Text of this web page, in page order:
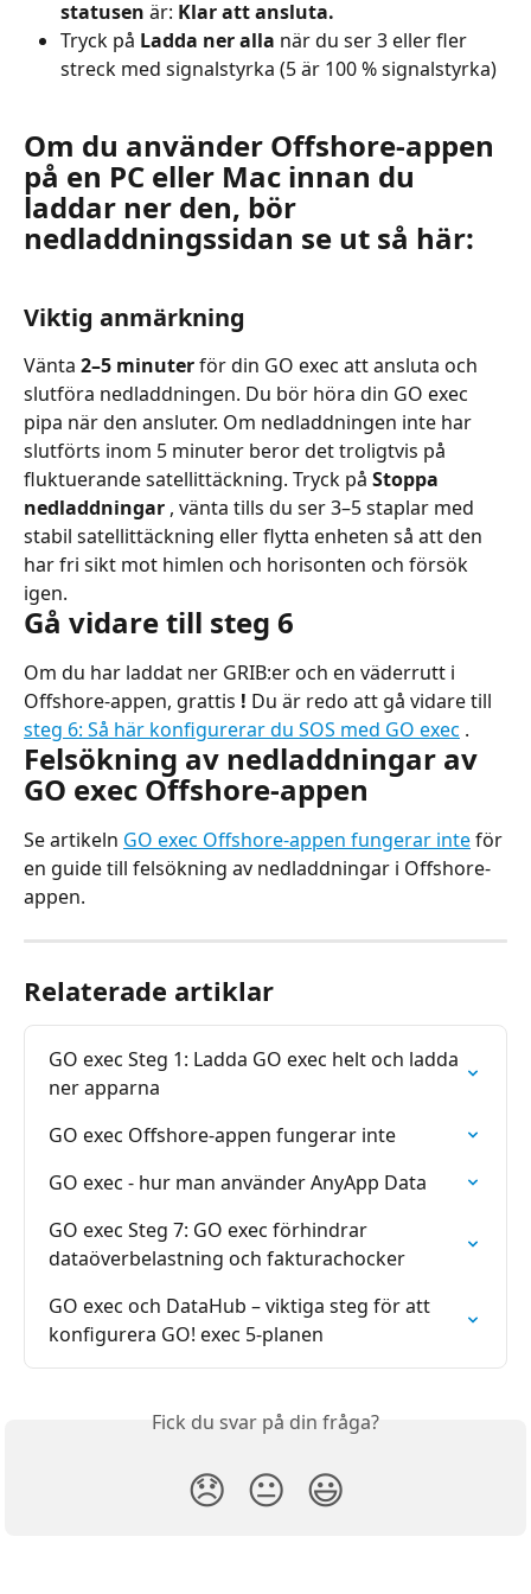
statusen är: Klar att ansluta.
Tryck på Ladda ner alla när du ser 3 eller fler
streck med signalstyrka (5 är 100 % signalstyrka)
Om du använder Offshore-appen
på en PC eller Mac innan du
laddar ner den, bör
nedladdningssidan se ut så här:
Viktig anmärkning
Vänta 2–5 minuter för din GO exec att ansluta och
slutföra nedladdningen. Du bör höra din GO exec
pipa när den ansluter. Om nedladdningen inte har
slutförts inom 5 minuter beror det troligtvis på
fluktuerande satellittäckning. Tryck på Stoppa
nedladdningar , vänta tills du ser 3–5 staplar med
stabil satellittäckning eller flytta enheten så att den
har fri sikt mot himlen och horisonten och försök
igen.
Gå vidare till steg 6
Om du har laddat ner GRIB:er och en väderrutt i
Offshore-appen, grattis ! Du är redo att gå vidare till
steg 6: Så här konfigurerar du SOS med GO exec .
Felsökning av nedladdningar av
GO exec Offshore-appen
Se artikeln GO exec Offshore-appen fungerar inte för
en guide till felsökning av nedladdningar i Offshore-
appen.
Relaterade artiklar
GO exec Steg 1: Ladda GO exec helt och ladda
ner apparna
GO exec Offshore-appen fungerar inte
GO exec - hur man använder AnyApp Data
GO exec Steg 7: GO exec förhindrar
dataöverbelastning och fakturachocker
GO exec och DataHub – viktiga steg för att
konfigurera GO! exec 5-planen
Fick du svar på din fråga?
😞 😐 😃